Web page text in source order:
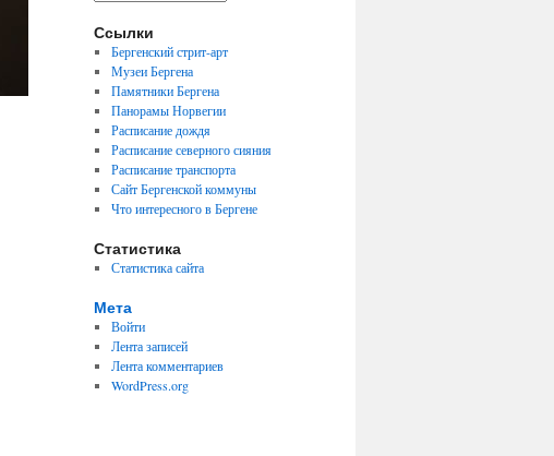
Ссылки
Бергенский стрит-арт
Музеи Бергена
Памятники Бергена
Панорамы Норвегии
Расписание дождя
Расписание северного сияния
Расписание транспорта
Сайт Бергенской коммуны
Что интересного в Бергене
Статистика
Статистика сайта
Мета
Войти
Лента записей
Лента комментариев
WordPress.org